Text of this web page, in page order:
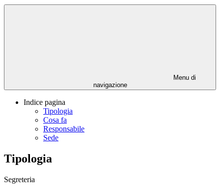
Menu di
navigazione
Indice pagina
Tipologia
Cosa fa
Responsabile
Sede
Tipologia
Segreteria